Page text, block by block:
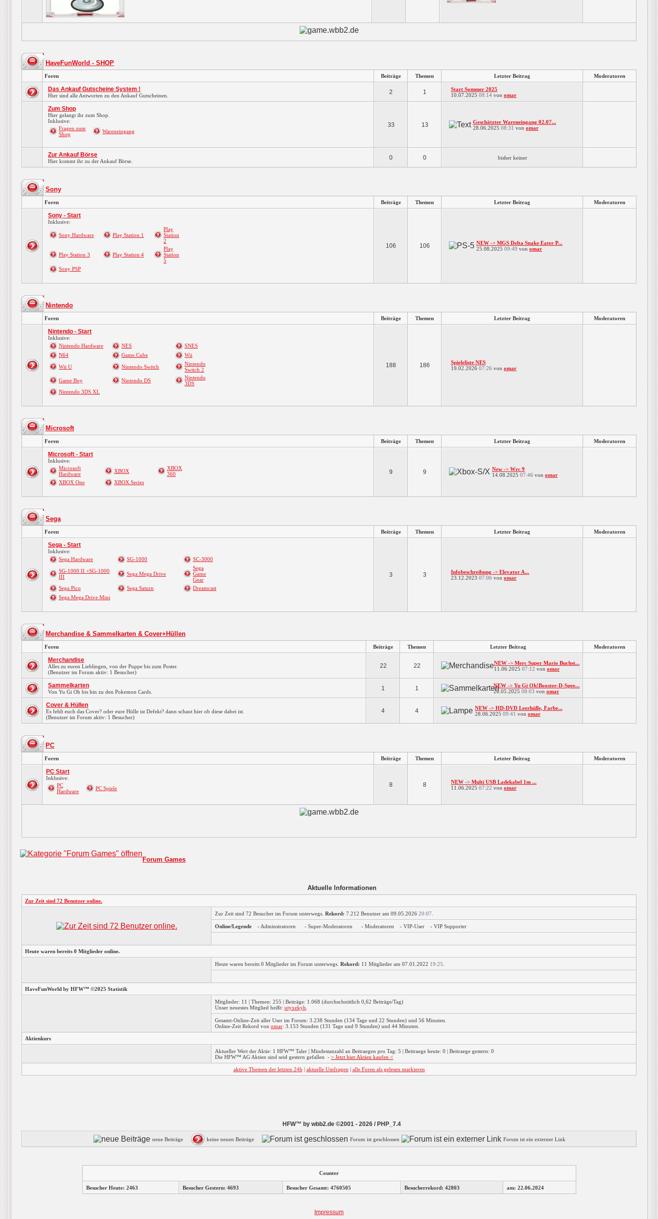
HaveFunWorld - SHOP
Foren Beiträge Themen Letzter Beitrag Moderatoren
Das Ankauf Gutscheine System !
Hier sind alle Antworten zu den Ankauf Gutscheinen. 2 1
Start Sommer 2025
10.07.2025 08:14 von omar
Zum Shop
Hier gelangt ihr zum Shop.
Inklusive:
Fragen zum
Shop
Wareneingang
33 13
Geschätzter Wareneingang 02.07...
28.06.2025 08:31 von omar
Zur Ankauf Börse
Hier kommt ihr zu der Ankauf Börse. 0 0 bisher keiner
Sony
Foren Beiträge Themen Letzter Beitrag Moderatoren
Sony - Start
Inklusive:
Sony Hardware Play Station 1
Play
Station
2
Play Station 3 Play Station 4
Play
Station
5
Sony PSP
106 106
NEW -> MGS Delta Snake Eater P...
25.08.2025 09:49 von omar
Nintendo
Foren Beiträge Themen Letzter Beitrag Moderatoren
Nintendo - Start
Inklusive:
Nintendo Hardware
NES
SNES
N64
Game Cube
Wii
Wii U
Nintendo Switch
Nintendo
Switch 2
Game Boy
Nintendo DS
Nintendo
3DS
Nintendo 3DS XL
188 186
Spieleliste NES
19.02.2026 07:26 von omar
Microsoft
Foren Beiträge Themen Letzter Beitrag Moderatoren
Microsoft - Start
Inklusive:
Microsoft
Hardware
XBOX
XBOX
360
XBOX One
XBOX Series
9 9
New -> Wrc 9
14.08.2025 07:46 von omar
Sega
Foren Beiträge Themen Letzter Beitrag Moderatoren
Sega - Start
Inklusive:
Sega Hardware
SG-1000
SC-3000
SG-1000 II +SG-1000
III
Sega Mega Drive
Sega
Game
Gear
Sega Pico
Sega Saturn
Dreamcast
Sega Mega Drive Mini
3 3
Infobeschreibung -> Elevator A...
23.12.2023 07:06 von omar
Merchandise & Sammelkarten & Cover+Hüllen
Foren Beiträge Themen Letzter Beitrag Moderatoren
Merchandise
Alles zu euren Lieblingen, von der Puppe bis zum Poster.
(Benutzer im Forum aktiv: 1 Besucher)
22 22
NEW -> Merc Super Mario Buchst...
11.06.2025 07:12 von omar
Sammelkarten
Von Yu Gi Oh bis hin zu den Pokemon Cards. 1 1
NEW -> Yu Gi Oh!Booster-D-Spee...
26.05.2025 08:03 von omar
Cover & Hüllen
Es fehlt euch das Cover? oder eure Hülle ist Defekt? dann schaut hier ob diese dabei ist.
(Benutzer im Forum aktiv: 1 Besucher)
4 4
NEW -> HD-DVD Leerhülle, Farbe...
28.06.2025 09:41 von omar
PC
Foren Beiträge Themen Letzter Beitrag Moderatoren
PC Start
Inklusive:
PC
Hardware
PC Spiele 8 8
NEW -> Multi USB Ladekabel 1m ...
11.06.2025 07:22 von omar
Forum Games
Aktuelle Informationen
Zur Zeit sind 72 Benutzer online.
Zur Zeit sind 72 Besucher im Forum unterwegs. Rekord: 7.212 Benutzer am 09.05.2026 20:07
Online/Legende - Adminstratoren - Super-Moderatoren - Moderatoren - VIP-User - VIP Supporter
Heute waren bereits 0 Mitglieder online.
Heute waren bereits 0 Mitglieder im Forum unterwegs. Rekord: 11 Mitglieder am 07.01.2022 19:25
HaveFunWorld by HFW™ ©2025 Statistik
Mitglieder: 11 | Themen: 255 | Beiträge: 1.068 (durchschnittlich 0,62 Beiträge/Tag)
Unser neuestes Mitglied heißt: utyxekyh
Gesamt-Online-Zeit aller User im Forum: 3.238 Stunden (134 Tage und 22 Stunden) und 56 Minuten.
Online-Zeit Rekord von omar: 3.153 Stunden (131 Tage und 9 Stunden) und 44 Minuten.
Aktienkurs
Aktueller Wert der Aktie: 1 HFW™ Taler | Mindestanzahl an Beitraegen pro Tag: 5 | Beitraege heute: 0 | Beitraege gestern: 0
Die HFW™ AG Aktien sind seid gestern gefallen - > Jetzt hier Aktien kaufen <
aktive Themen der letzten 24h | aktuelle Umfragen | alle Foren als gelesen markieren
HFW™ by wbb2.de ©2001 - 2026 / PHP_7.4
neue Beiträge keine neuen Beiträge Forum ist geschlossen Forum ist ein externer Link
Counter
Besucher Heute: 2463 Besucher Gestern: 4693 Besucher Gesamt: 4760505 Besucherrekord: 42803 am: 22.06.2024
Impressum